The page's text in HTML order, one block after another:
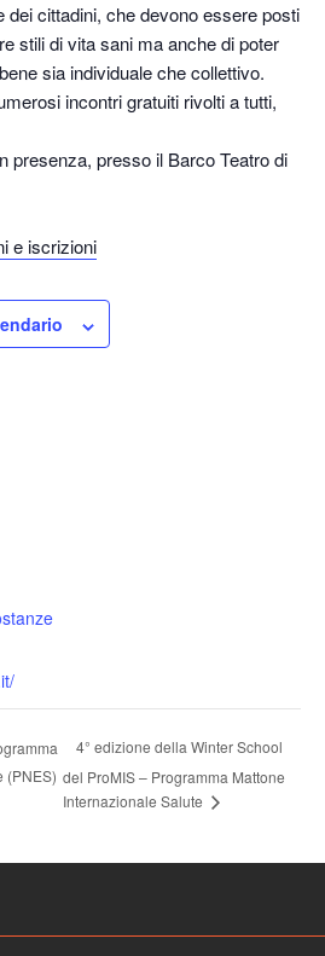
dei cittadini, che devono essere posti
stili di vita sani ma anche di poter
sia individuale che collettivo.
incontri gratuiti rivolti a tutti,
presenza, presso il Barco Teatro di
e iscrizioni
(PNES)
4° edizione della Winter School
del ProMIS – Programma Mattone
Internazionale Salute